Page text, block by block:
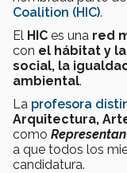
Coalition (HIC).
El HIC es una red
con el hábitat y
social, la
ambiental.
La profesora
Arquitectura,
como
a que todos los
candidatura.